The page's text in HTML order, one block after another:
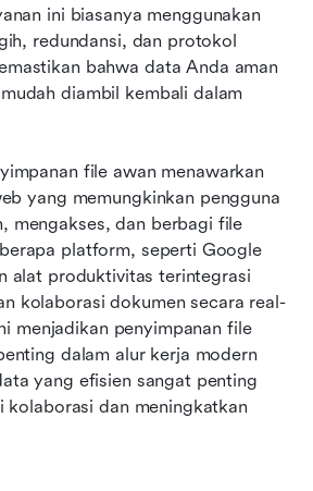
ini biasanya menggunakan
redundansi, dan protokol
bahwa data Anda aman
diambil kembali dalam
file awan menawarkan
yang memungkinkan pengguna
mengakses, dan berbagi file
platform, seperti Google
alat produktivitas terintegrasi
kolaborasi dokumen secara real-
menjadikan penyimpanan file
dalam alur kerja modern
yang efisien sangat penting
kolaborasi dan meningkatkan